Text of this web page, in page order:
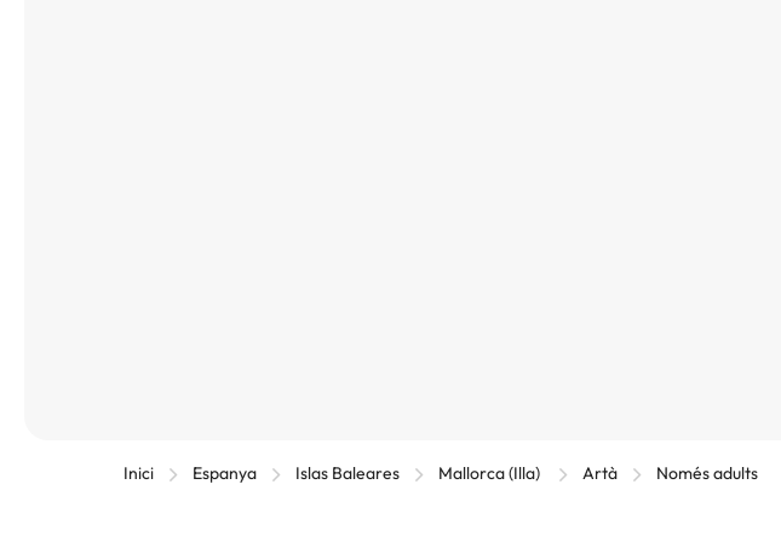
Inici Espanya Islas Baleares Mallorca (Illa) Artà Només adults